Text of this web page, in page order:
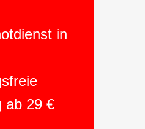
in
ab 29 €